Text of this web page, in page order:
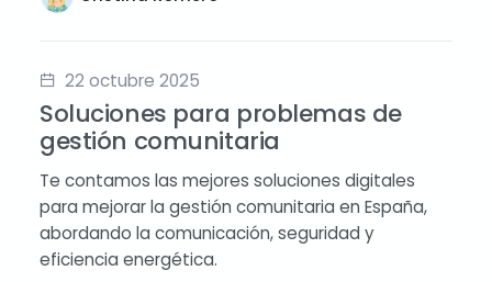
22 octubre 2025
Soluciones para problemas de
gestión comunitaria
Te contamos las mejores soluciones digitales
para mejorar la gestión comunitaria en España,
abordando la comunicación, seguridad y
eficiencia energética.